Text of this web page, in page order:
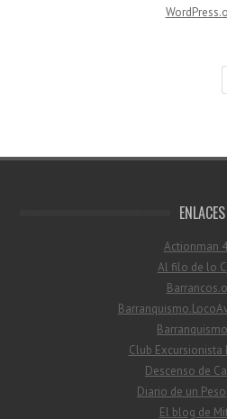
ENLACES
Actionman
Al filo de lo
Club Excursionista
Descenso de
Diario de un
El blog de